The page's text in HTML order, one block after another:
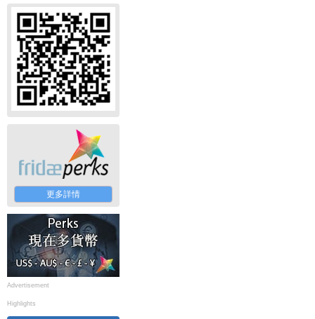
更多詳情
Advertisement
Highlights